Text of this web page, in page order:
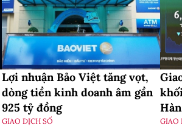
Lợi nhuận Bảo Việt tăng vọt,
dòng tiền kinh doanh âm gần
925 tỷ đồng
GIAO DỊCH SỐ GIAO